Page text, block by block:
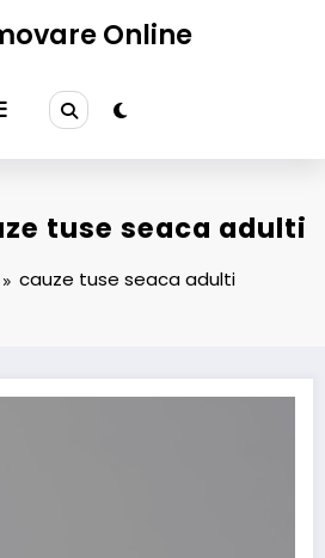
Online
tuse seaca adulti
cauze tuse seaca adulti